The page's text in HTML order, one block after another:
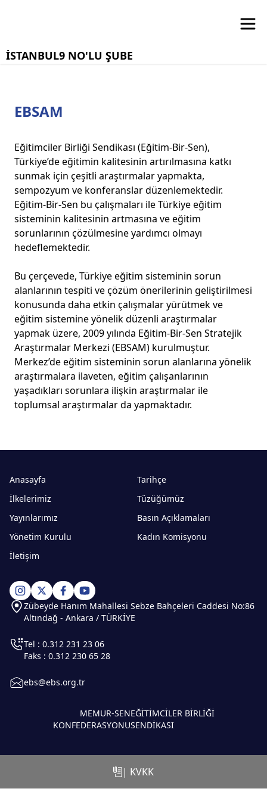
İSTANBUL9 NO'LU ŞUBE
EBSAM
Eğitimciler Birliği Sendikası (Eğitim-Bir-Sen),
Türkiye’de eğitimin kalitesinin artırılmasına katkı
sunmak için çeşitli araştırmalar yapmakta,
sempozyum ve konferanslar düzenlemektedir.
Eğitim-Bir-Sen bu çalışmaları ile Türkiye eğitim
sisteminin kalitesinin artmasına ve eğitim
sorunlarının çözülmesine yardımcı olmayı
hedeflemektedir.
Bu çerçevede, Türkiye eğitim sisteminin sorun
alanlarının tespiti ve çözüm önerilerinin geliştirilmesi
konusunda daha etkin çalışmalar yürütmek ve
eğitim sistemine yönelik düzenli araştırmalar
yapmak üzere, 2009 yılında Eğitim-Bir-Sen Stratejik
Araştırmalar Merkezi (EBSAM) kurulmuştur.
Merkez’de eğitim sisteminin sorun alanlarına yönelik
araştırmalara ilaveten, eğitim çalışanlarının
yaşadıkları sorunlara ilişkin araştırmalar ile
toplumsal araştırmalar da yapmaktadır.
Anasayfa
Tarihçe
İlkelerimiz
Tüzüğümüz
Yayınlarımız
Basın Açıklamaları
Yönetim Kurulu
Kadın Komisyonu
İletişim
MEMUR-SEN
KONFEDERASYONU
EĞİTİMCİLER BİRLİĞİ
SENDİKASI
Zübeyde Hanım Mahallesi Sebze Bahçeleri Caddesi No:86
Altındağ - Ankara / TÜRKİYE
Tel : 0.312 231 23 06
Faks : 0.312 230 65 28
ebs@ebs.org.tr
| KVKK